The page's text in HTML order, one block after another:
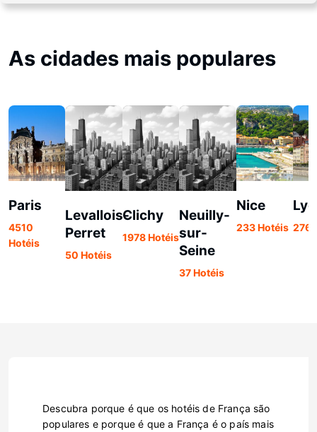
As cidades mais populares
Paris
4510
Hotéis
Levallois-
Perret
50 Hotéis
Clichy
1978 Hotéis
Neuilly-
sur-
Seine
37 Hotéis
Nice
233 Hotéis 276
Descubra porque é que os hotéis de França são
populares e porque é que a França é o país mais